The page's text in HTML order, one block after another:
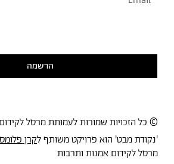
הרשמה
© כל הזכויות שמורות לעמותת מרסל לקידום
'נקודת מבט' הוא פרויקט משותף לקרן
מרסל לקידום אמנות ותרבות